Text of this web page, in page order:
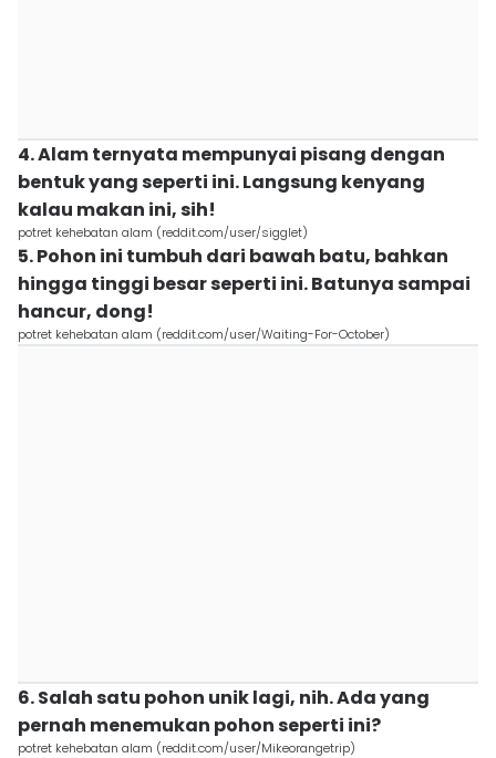
4. Alam ternyata mempunyai pisang dengan
bentuk yang seperti ini. Langsung kenyang
kalau makan ini, sih!
potret kehebatan alam (reddit.com/user/sigglet)
5. Pohon ini tumbuh dari bawah batu, bahkan
hingga tinggi besar seperti ini. Batunya sampai
hancur, dong!
potret kehebatan alam (reddit.com/user/Waiting-For-October)
6. Salah satu pohon unik lagi, nih. Ada yang
pernah menemukan pohon seperti ini?
potret kehebatan alam (reddit.com/user/Mikeorangetrip)